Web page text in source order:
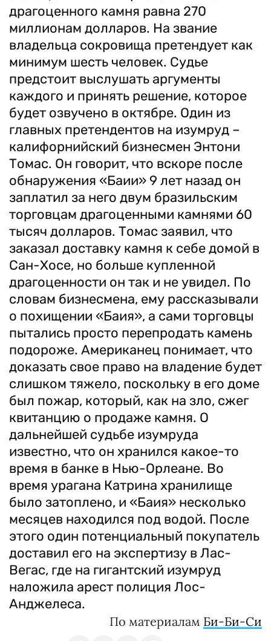
драгоценного камня равна 270
миллионам долларов. На звание
владельца сокровища претендует как
минимум шесть человек. Судье
предстоит выслушать аргументы
каждого и принять решение, которое
будет озвучено в октябре. Один из
главных претендентов на изумруд –
калифорнийский бизнесмен Энтони
Томас. Он говорит, что вскоре после
обнаружения «Баии» 9 лет назад он
заплатил за него двум бразильским
торговцам драгоценными камнями 60
тысяч долларов. Томас заявил, что
заказал доставку камня к себе домой в
Сан-Хосе, но больше купленной
драгоценности он так и не увидел. По
словам бизнесмена, ему рассказывали
о похищении «Баия», а сами торговцы
пытались просто перепродать камень
подороже. Американец понимает, что
доказать свое право на владение будет
слишком тяжело, поскольку в его доме
был пожар, который, как на зло, сжег
квитанцию о продаже камня. О
дальнейшей судьбе изумруда
известно, что он хранился какое-то
время в банке в Нью-Орлеане. Во
время урагана Катрина хранилище
было затоплено, и «Баия» несколько
месяцев находился под водой. После
этого один потенциальный покупатель
доставил его на экспертизу в Лас-
Вегас, где на гигантский изумруд
наложила арест полиция Лос-
Анджелеса.
По материалам Би-Би-Си